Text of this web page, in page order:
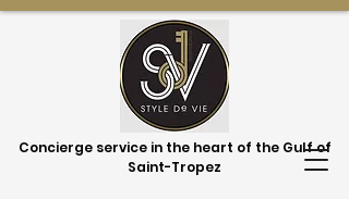
Concierge service in the heart of the Gulf of
Saint-Tropez